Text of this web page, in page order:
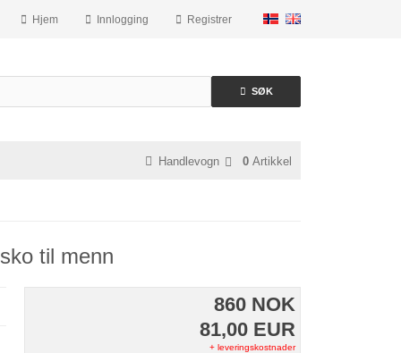
Registrer
Innlogging
Hjem
SØK
Handlevogn 0 Artikkel
til menn
860 NOK
81,00 EUR
+ leveringskostnader